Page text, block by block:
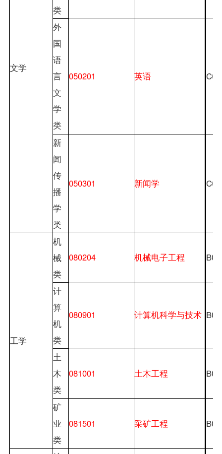
文学
类
外
国
语
言
文
学
类
050201 英语
新
闻
传
播
学
类
050301 新闻学
工学
机
械
类
080204 机械电子工程
计
算
机
类
080901 计算机科学与技术
土
木
类
081001 土木工程
矿
业
类
081501 采矿工程